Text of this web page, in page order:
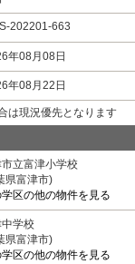
202201-663
年08月08日
年08月22日
は現況優先となります
立富津小学校
県富津市)
学区の他の物件を見る
学校
県富津市)
学区の他の物件を見る